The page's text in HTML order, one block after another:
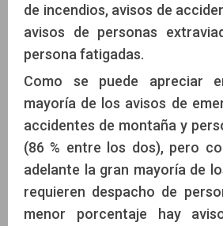
de incendios, avisos de
avisos de personas
persona fatigadas.
Como se puede apreciar
mayoría de los avisos de
accidentes de montaña y
(86 % entre los dos), pero
adelante la gran mayoría de
requieren despacho de
menor porcentaje hay